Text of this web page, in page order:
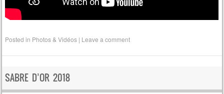
Posted in Photos & Vidéos | Leave a comment
SABRE D’OR 2018